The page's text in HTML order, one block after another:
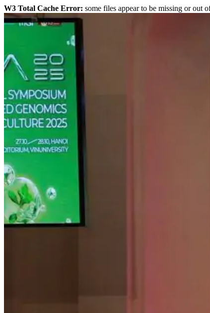
W3 Total Cache Error: some files appear to be missing or out